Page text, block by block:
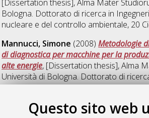
Questo sito web
[Dissertation thesis], Alma Mater
Bologna. Dottorato di ricerca in
nucleare e del controllo ambientale, 20
Mannucci, Simone (2008)Metodologie
di diagnostica per macchine per la
alte energie, [Dissertation thesis], Alma
Università di Bologna. Dottorato di
energetica, nucleare e del controllo